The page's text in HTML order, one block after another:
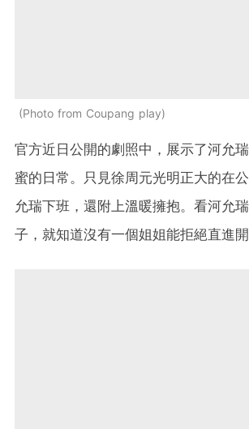
Photo from Coupang play
官方近日公開的劇照中，展示了河允
蜜的日常。只見徐周元光明正大的在
允瑞下班，還附上溫暖擁抱。看河允
子，就知道沒有一個姐姐能拒絕直進